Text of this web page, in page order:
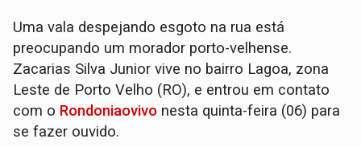
Uma vala despejando esgoto na rua está
preocupando um morador porto-velhense.
Zacarias Silva Junior vive no bairro Lagoa, zona
Leste de Porto Velho (RO), e entrou em contato
com o Rondoniaovivo nesta quinta-feira (06) para
se fazer ouvido.